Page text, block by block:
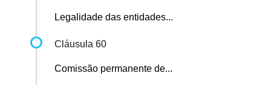
Legalidade das entidades...
Cláusula 60
Comissão permanente de...